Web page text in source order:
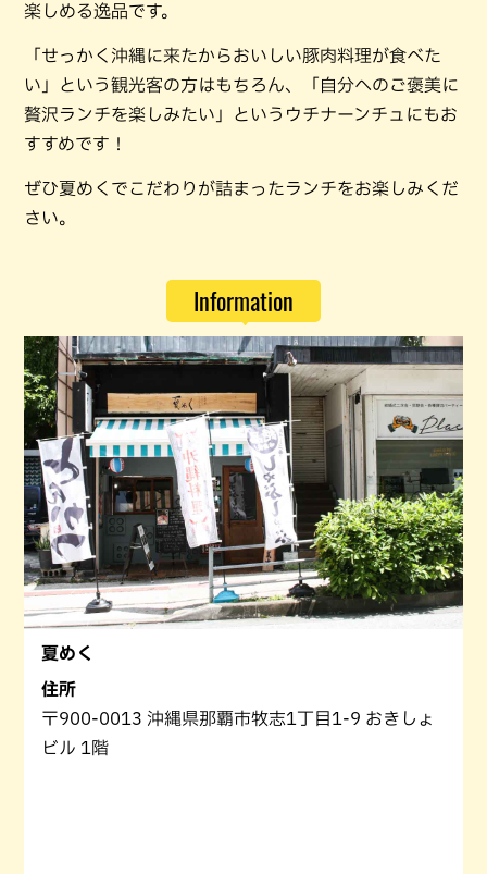
楽しめる逸品です。
「せっかく沖縄に来たからおいしい豚肉料理が食べた
い」という観光客の方はもちろん、「自分へのご褒美に
贅沢ランチを楽しみたい」というウチナーンチュにもお
すすめです！
ぜひ夏めくでこだわりが詰まったランチをお楽しみくだ
さい。
Information
夏めく
住所
〒900-0013 沖縄県那覇市牧志1丁目1-9 おきしょ
ビル 1階